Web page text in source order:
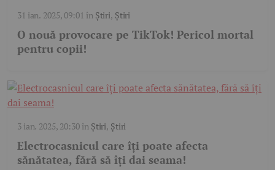
31 ian. 2025, 09:01 în Știri, Știri
O nouă provocare pe TikTok! Pericol mortal
pentru copii!
3 ian. 2025, 20:30în Știri, Știri
Electrocasnicul care îți poate afecta
sănătatea, fără să îți dai seama!